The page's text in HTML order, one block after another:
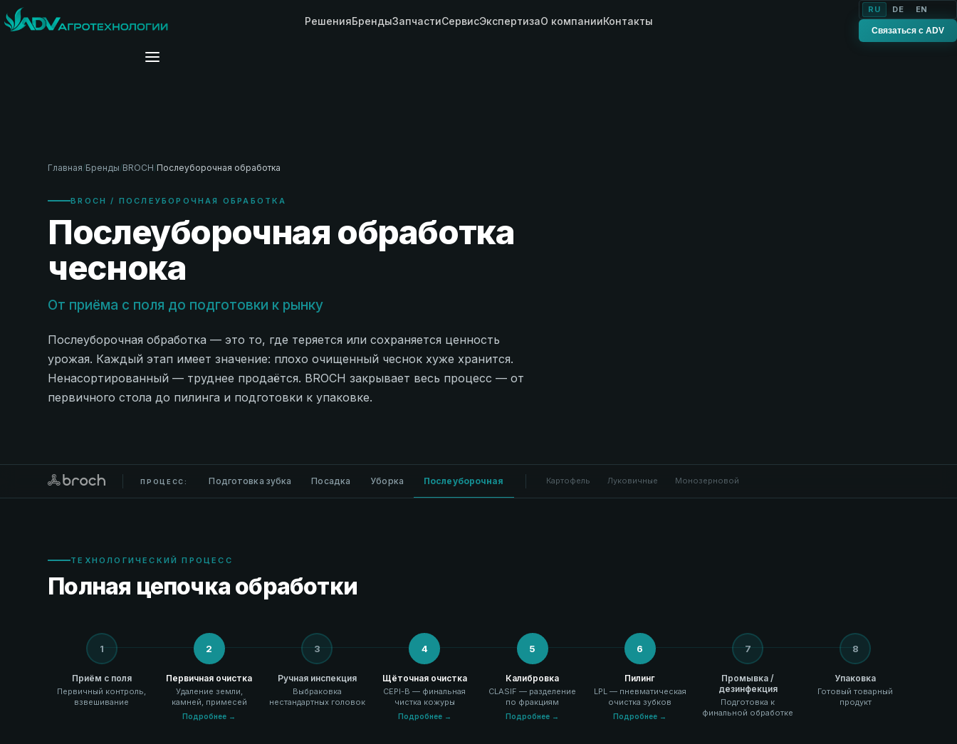
РешенияБрендыЗапчастиСервисЭкспертизаО компанииКонтакты
RU DE EN
Связаться с ADV
Главная/Бренды/BROCH/Послеуборочная обработка
BROCH / ПОСЛЕУБОРОЧНАЯ ОБРАБОТКА
Послеуборочная обработка
чеснока
От приёма с поля до подготовки к рынку
Послеуборочная обработка — это то, где теряется или сохраняется ценность
урожая. Каждый этап имеет значение: плохо очищенный чеснок хуже хранится.
Ненасортированный — труднее продаётся. BROCH закрывает весь процесс — от
первичного стола до пилинга и подготовки к упаковке.
ПРОЦЕСС: Подготовка зубка Посадка Уборка Послеуборочная Картофель Луковичные Монозерновой
ТЕХНОЛОГИЧЕСКИЙ ПРОЦЕСС
Полная цепочка обработки
1
Приём с поля
Первичный контроль,
взвешивание
2
Первичная очистка
Удаление земли,
камней, примесей
Подробнее →
3
Ручная инспекция
Выбраковка
нестандартных головок
4
Щёточная очистка
CEPI-B — финальная
чистка кожуры
Подробнее →
5
Калибровка
CLASIF — разделение
по фракциям
Подробнее →
6
Пилинг
LPL — пневматическая
очистка зубков
Подробнее →
7
Промывка /
дезинфекция
Подготовка к
финальной обработке
8
Упаковка
Готовый товарный
продукт